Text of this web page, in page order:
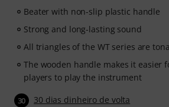
Beater with non-slip plastic handle
Strong and long-lasting sound
All triangles of the WT series are
The wooden handle makes it easier
players to play the instrument
30 30 dias dinheiro de volta